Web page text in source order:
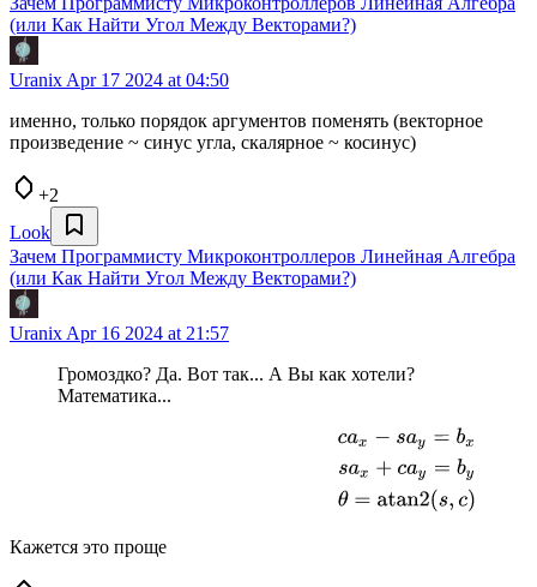
(или Как Найти Угол Между Векторами?)
Uranix Apr 17 2024 at 04:50
именно, только порядок аргументов поменять (векторное
произведение ~ синус угла, скалярное ~ косинус)
+2
Look
Зачем Программисту Микроконтроллеров Линейная Алгебра
(или Как Найти Угол Между Векторами?)
Uranix Apr 16 2024 at 21:57
Громоздко? Да. Вот так... А Вы как хотели?
Математика...
Кажется это проще